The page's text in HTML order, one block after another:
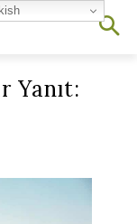
Yanıt: